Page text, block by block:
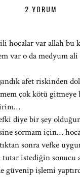
2 YORUM
hocalar var allah bu
var o da medyum
afet riskinden
çok kötü gitmeye
diye bir şey
sormam için…
sonra vefke
tutar istediğin
güvenip işlemi